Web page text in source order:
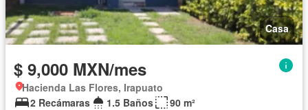
Casa
$ 9,000 MXN/mes
Hacienda Las Flores, Irapuato
2 Recámaras
1.5 Baños 90 m²